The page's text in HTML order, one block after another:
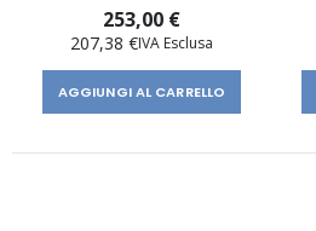
253,00 €
207,38 €
AGGIUNGI AL CARRELLO